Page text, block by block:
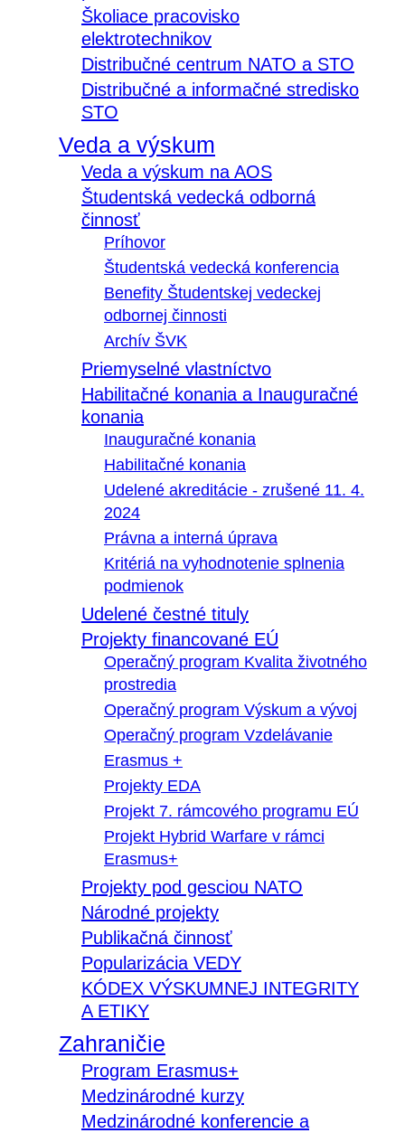
Školiace pracovisko
elektrotechnikov
Distribučné centrum NATO a STO
Distribučné a informačné stredisko
STO
Veda a výskum
Veda a výskum na AOS
Študentská vedecká odborná
činnosť
Príhovor
Študentská vedecká konferencia
Benefity Študentskej vedeckej
odbornej činnosti
Archív ŠVK
Priemyselné vlastníctvo
Habilitačné konania a Inauguračné
konania
Inauguračné konania
Habilitačné konania
Udelené akreditácie - zrušené 11. 4.
2024
Právna a interná úprava
Kritériá na vyhodnotenie splnenia
podmienok
Udelené čestné tituly
Projekty financované EÚ
Operačný program Kvalita životného
prostredia
Operačný program Výskum a vývoj
Operačný program Vzdelávanie
Erasmus +
Projekty EDA
Projekt 7. rámcového programu EÚ
Projekt Hybrid Warfare v rámci
Erasmus+
Projekty pod gesciou NATO
Národné projekty
Publikačná činnosť
Popularizácia VEDY
KÓDEX VÝSKUMNEJ INTEGRITY
A ETIKY
Zahraničie
Program Erasmus+
Medzinárodné kurzy
Medzinárodné konferencie a